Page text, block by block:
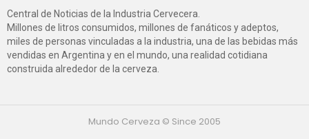
Central de Noticias de la Industria Cervecera.
Millones de litros consumidos, millones de fanáticos y adeptos,
miles de personas vinculadas a la industria, una de las bebidas más
vendidas en Argentina y en el mundo, una realidad cotidiana
construida alrededor de la cerveza.
Mundo Cerveza © Since 2005